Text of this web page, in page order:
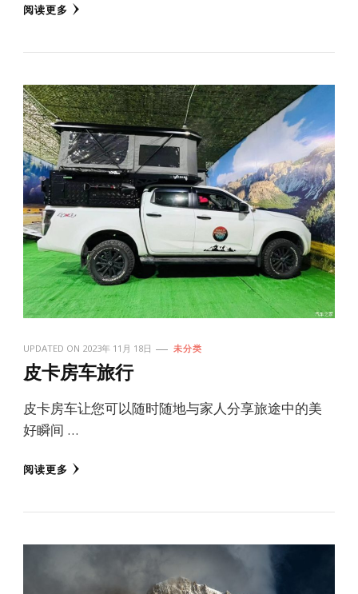
阅读更多
UPDATED ON 2023年 11月 18日 未分类
皮卡房车旅行
皮卡房车让您可以随时随地与家人分享旅途中的美
好瞬间 …
阅读更多